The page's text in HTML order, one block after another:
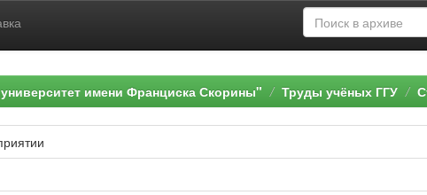
имени Франциска Скорины" Труды учёных ГГУ